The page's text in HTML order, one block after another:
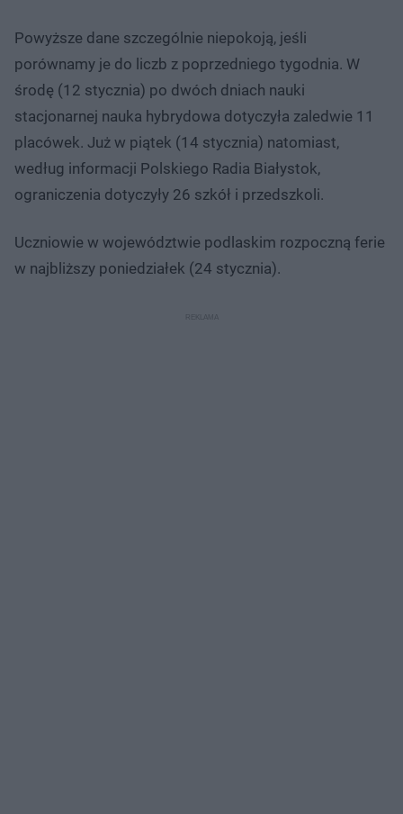
Powyższe dane szczególnie niepokoją, jeśli
porównamy je do liczb z poprzedniego tygodnia. W
środę (12 stycznia) po dwóch dniach nauki
stacjonarnej nauka hybrydowa dotyczyła zaledwie 11
placówek. Już w piątek (14 stycznia) natomiast,
według informacji Polskiego Radia Białystok,
ograniczenia dotyczyły 26 szkół i przedszkoli.
Uczniowie w województwie podlaskim rozpoczną ferie
w najbliższy poniedziałek (24 stycznia).